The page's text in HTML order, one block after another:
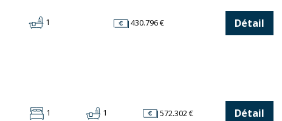
1 430.796 € Détail
1 1 572.302 € Détail